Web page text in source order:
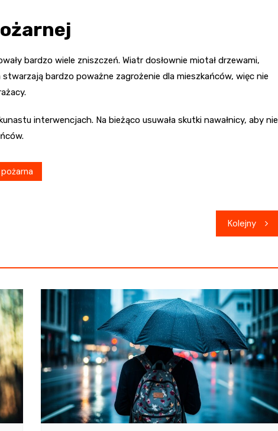
bardzo wiele zniszczeń. Wiatr dosłownie miotał drzewami,
bardzo poważne zagrożenie dla mieszkańców, więc nie
interwencjach. Na bieżąco usuwała skutki nawałnicy, aby nie
Kolejny